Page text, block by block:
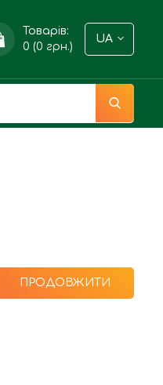
Товарів:
0 (0 грн.)
UA
ПРОДОВЖИТИ